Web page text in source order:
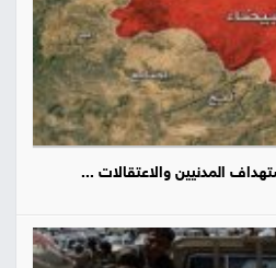
المدنيين والاعتقالات ...